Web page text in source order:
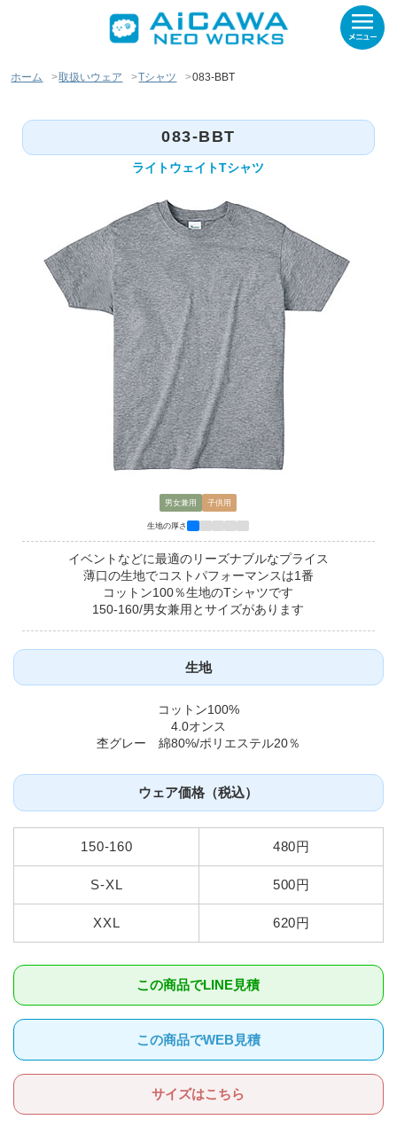
ホーム 取扱いウェア Tシャツ 083-BBT
083-BBT
ライトウェイトTシャツ
男女兼用 子供用
生地の厚さ
イベントなどに最適のリーズナブルなプライス
薄口の生地でコストパフォーマンスは1番
コットン100％生地のTシャツです
150-160/男女兼用とサイズがあります
生地
コットン100%
4.0オンス
杢グレー 綿80%/ポリエステル20％
ウェア価格（税込）
150-160 480円
S-XL 500円
XXL 620円
この商品でLINE見積
この商品でWEB見積
サイズはこちら